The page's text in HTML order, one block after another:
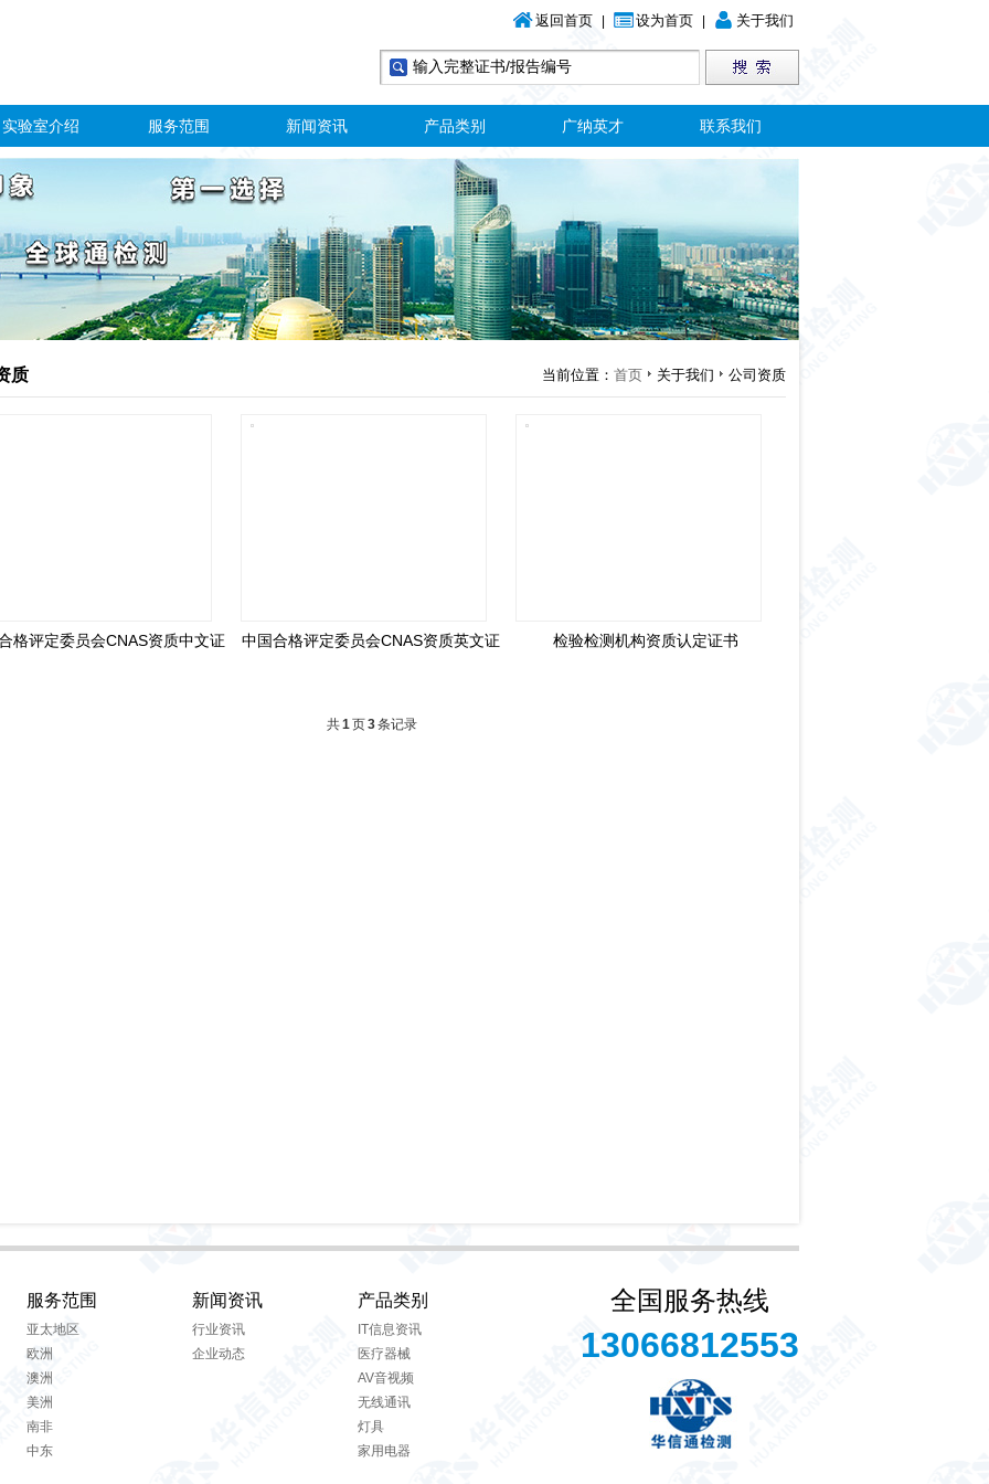
返回首页 设为首页 关于我们
实验室介绍 服务范围 新闻资讯 产品类别 广纳英才 联系我们
当前位置： 首页 关于我们 公司资质
质
格评定委员会CNAS资质中文证
中国合格评定委员会CNAS资质英文证
检验检测机构资质认定证书
共1页3条记录
全国服务热线
13066812553
服务范围
亚太地区
欧洲
澳洲
美洲
南非
中东
新闻资讯
行业资讯
企业动态
产品类别
IT信息资讯
医疗器械
AV音视频
无线通讯
灯具
家用电器